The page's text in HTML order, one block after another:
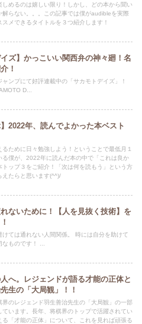
しめるのは嬉しい限り！しかし、どの本から聞い
解らない。。。この記事では僕がaudibleを実際
スメできるタイトルを３つ紹介します！
イズ】かっこいい関西弁の神々廻！名
！
ンプにて好評連載中の「サカモトデイズ」！
D...
】2022年、読んでよかった本ベスト
るために日々勉強しよう！ということで最低月１
る僕が、2022年に読んだ本の中で「これは良か
トップ３をご紹介！「次は何を読もう」という方
えたらと思います(^^)/
ないために！【人を見抜く技術】を
けては通れない人間関係。 時には自分を助けて
ものです！ ...
へ。レジェンドが語る才能の正体と
生の「大局観」！！
界のレジェンド羽生善治先生の「大局観」の一部
ています。長年、将棋界のトップで活躍されてい
る「才能の正体」について、これを見れば頑張る